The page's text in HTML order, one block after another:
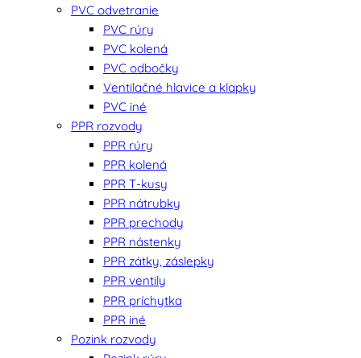
PVC odvetranie
PVC rúry
PVC kolená
PVC odbočky
Ventilačné hlavice a klapky
PVC iné
PPR rozvody
PPR rúry
PPR kolená
PPR T-kusy
PPR nátrubky
PPR prechody
PPR nástenky
PPR zátky, záslepky
PPR ventily
PPR príchytka
PPR iné
Pozink rozvody